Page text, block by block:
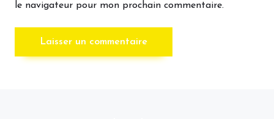
le navigateur pour mon prochain commentaire.